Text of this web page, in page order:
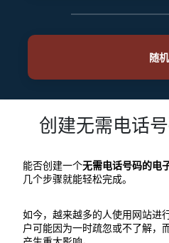
创建无需电话
能否创建一个无需电话号码的电
几个步骤就能轻松完成。
如今，越来越多的人使用网站进
户可能因为一时疏忽或不了解，